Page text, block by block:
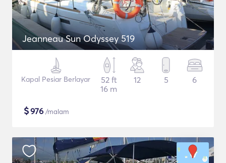
Jeanneau Sun Odyssey 519
Kapal Pesiar Berlayar
52 ft
16 m
12 5 6
$976 /malam